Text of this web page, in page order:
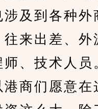
到各种外
来出差、外
、技术人员
们愿意在